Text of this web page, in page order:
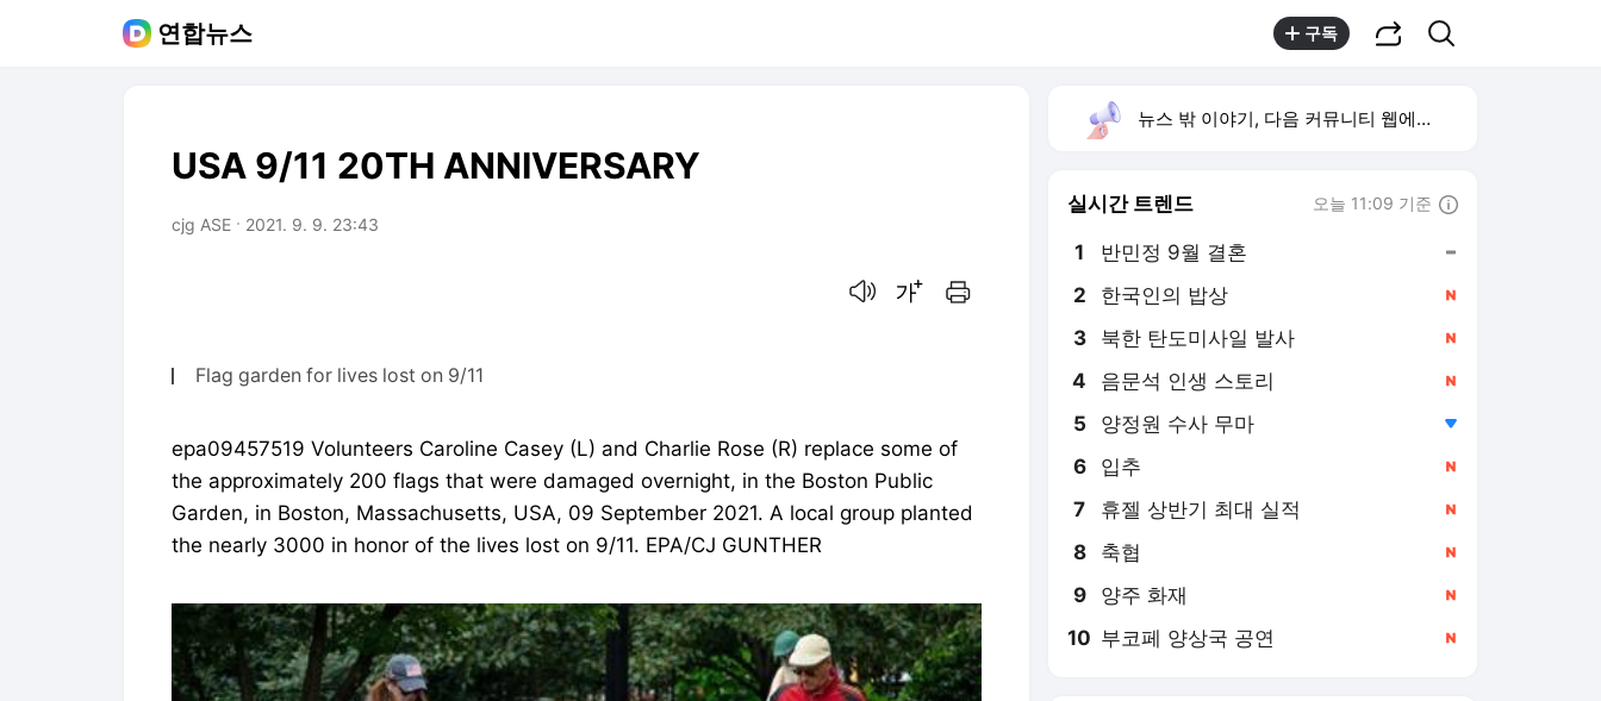
연합뉴스 구독
USA 9/11 20TH ANNIVERSARY
cjg ASE 2021. 9. 9. 23:43
Flag garden for lives lost on 9/11
epa09457519 Volunteers Caroline Casey (L) and Charlie Rose (R) replace some of
the approximately 200 flags that were damaged overnight, in the Boston Public
Garden, in Boston, Massachusetts, USA, 09 September 2021. A local group planted
the nearly 3000 in honor of the lives lost on 9/11. EPA/CJ GUNTHER
뉴스 밖 이야기, 다음 커뮤니티 웹에서 보기
실시간 트렌드 오늘 11:09 기준
1 반민정 9월 결혼
2 한국인의 밥상
3 북한 탄도미사일 발사
4 음문석 인생 스토리
5 양정원 수사 무마
6 입추
7 휴젤 상반기 최대 실적
8 축협
9 양주 화재
10 부코페 양상국 공연